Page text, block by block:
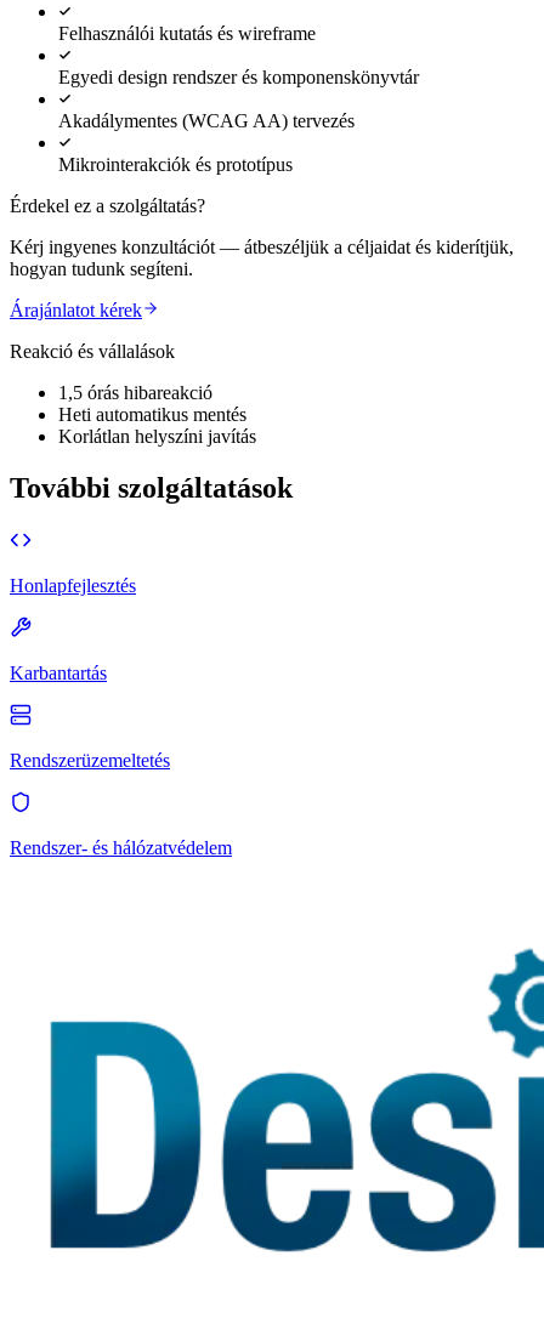
Felhasználói kutatás és wireframe
Egyedi design rendszer és komponenskönyvtár
Akadálymentes (WCAG AA) tervezés
Mikrointerakciók és prototípus
Érdekel ez a szolgáltatás?
Kérj ingyenes konzultációt — átbeszéljük a céljaidat és kiderítjük,
hogyan tudunk segíteni.
Árajánlatot kérek
Reakció és vállalások
1,5 órás hibareakció
Heti automatikus mentés
Korlátlan helyszíni javítás
További szolgáltatások
Honlapfejlesztés
Karbantartás
Rendszerüzemeltetés
Rendszer- és hálózatvédelem